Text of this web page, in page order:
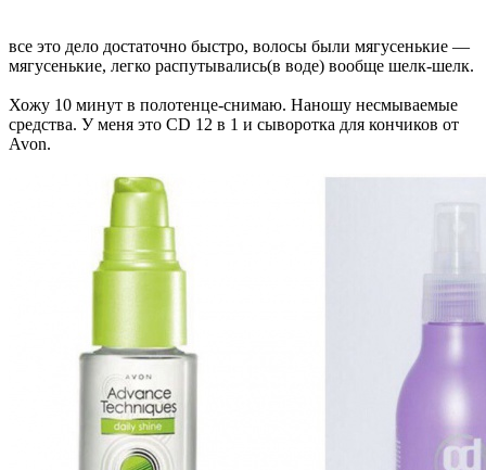
все это дело достаточно быстро, волосы были мягусенькие —
мягусенькие, легко распутывались(в воде) вообще шелк-шелк.
Хожу 10 минут в полотенце-снимаю. Наношу несмываемые
средства. У меня это CD 12 в 1 и сыворотка для кончиков от
Avon.